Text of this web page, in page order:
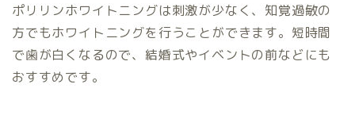
ポリリンホワイトニングは刺激が少なく、知覚過敏の
方でもホワイトニングを行うことができます。短時間
で歯が白くなるので、結婚式やイベントの前などにも
おすすめです。